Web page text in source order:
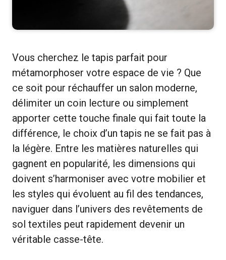
Vous cherchez le tapis parfait pour
métamorphoser votre espace de vie ? Que
ce soit pour réchauffer un salon moderne,
délimiter un coin lecture ou simplement
apporter cette touche finale qui fait toute la
différence, le choix d’un tapis ne se fait pas à
la légère. Entre les matières naturelles qui
gagnent en popularité, les dimensions qui
doivent s’harmoniser avec votre mobilier et
les styles qui évoluent au fil des tendances,
naviguer dans l’univers des revêtements de
sol textiles peut rapidement devenir un
véritable casse-tête.